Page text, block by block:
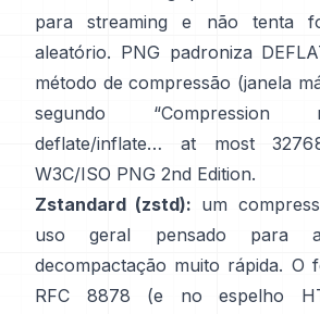
para streaming e
não tenta
aleatório. PNG padroniza
método de compressão (janela
segundo
deflate/inflate… at most
W3C/ISO PNG 2nd Edition.
Zstandard (zstd): um
uso geral pensado para
decompactação muito rápida. O
RFC 8878
(e no espelho